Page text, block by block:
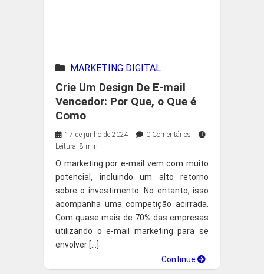
MARKETING DIGITAL
Crie Um Design De E-mail
Vencedor: Por Que, o Que é
Como
17 de junho de 2024
0 Comentários
Leitura: 8 min
O marketing por e-mail vem com muito
potencial, incluindo um alto retorno
sobre o investimento. No entanto, isso
acompanha uma competição acirrada.
Com quase mais de 70% das empresas
utilizando o e-mail marketing para se
envolver […]
Continue